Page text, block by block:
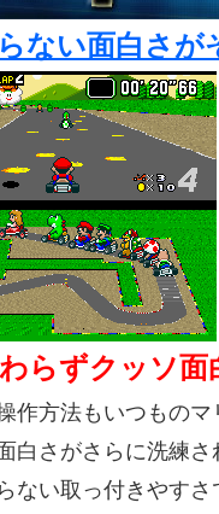
ない面白さが
らずクッソ面
作方法もいつものマ
白さがさらに洗練さ
ない取っ付きやすさ